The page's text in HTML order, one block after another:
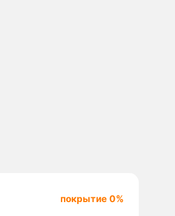
покрытие 0%